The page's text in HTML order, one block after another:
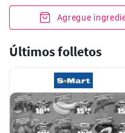
Agregue
Últimos folletos